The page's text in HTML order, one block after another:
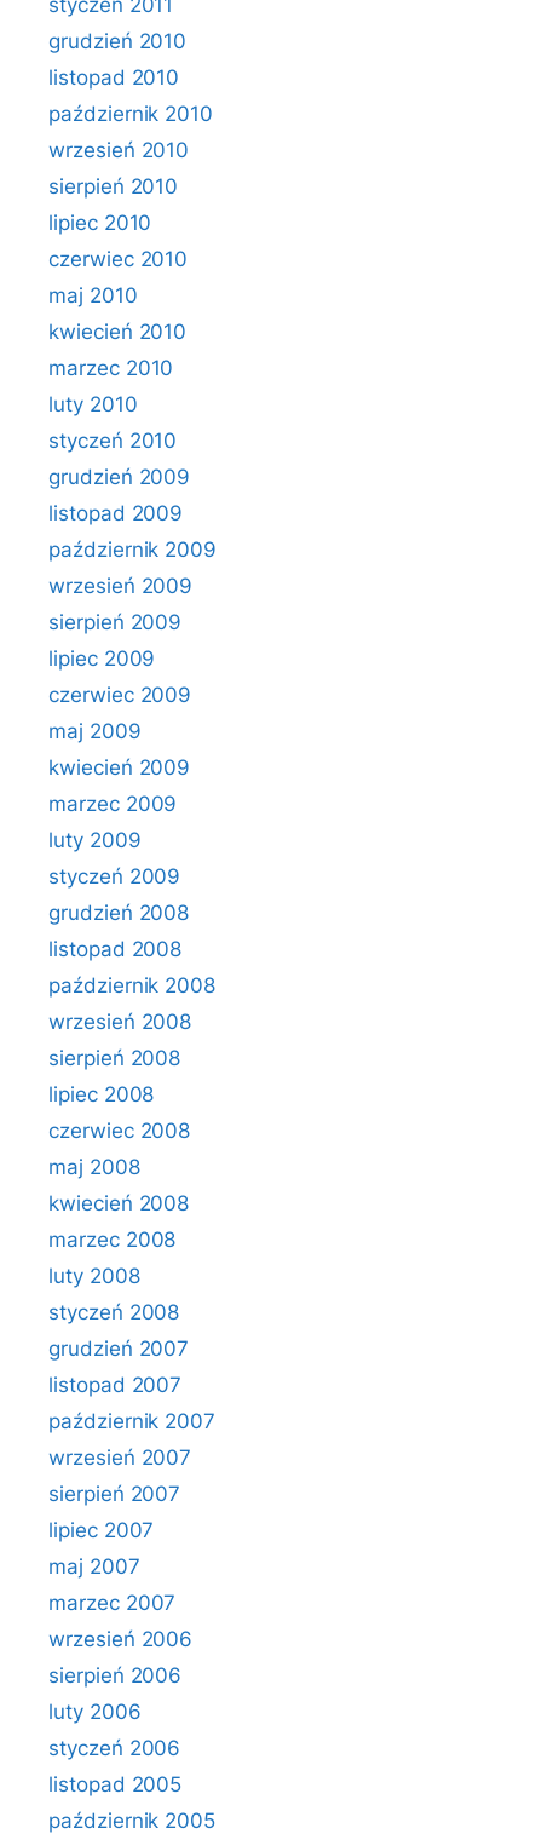
styczeń 2011
grudzień 2010
listopad 2010
październik 2010
wrzesień 2010
sierpień 2010
lipiec 2010
czerwiec 2010
maj 2010
kwiecień 2010
marzec 2010
luty 2010
styczeń 2010
grudzień 2009
listopad 2009
październik 2009
wrzesień 2009
sierpień 2009
lipiec 2009
czerwiec 2009
maj 2009
kwiecień 2009
marzec 2009
luty 2009
styczeń 2009
grudzień 2008
listopad 2008
październik 2008
wrzesień 2008
sierpień 2008
lipiec 2008
czerwiec 2008
maj 2008
kwiecień 2008
marzec 2008
luty 2008
styczeń 2008
grudzień 2007
listopad 2007
październik 2007
wrzesień 2007
sierpień 2007
lipiec 2007
maj 2007
marzec 2007
wrzesień 2006
sierpień 2006
luty 2006
styczeń 2006
listopad 2005
październik 2005